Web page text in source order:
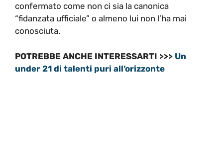
confermato come non ci sia la canonica
“fidanzata ufficiale” o almeno lui non l’ha mai
conosciuta.
POTREBBE ANCHE INTERESSARTI >>> Un
under 21 di talenti puri all’orizzonte